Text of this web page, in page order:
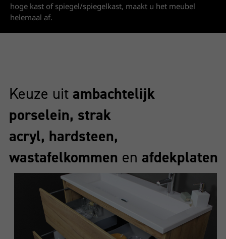
hoge kast of spiegel/spiegelkast, maakt u het meubel
helemaal af.
Keuze uit ambachtelijk
porselein, strak
acryl, hardsteen,
wastafelkommen en afdekplaten